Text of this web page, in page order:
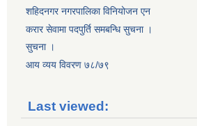
शहिदनगर नगरपालिका विनियोजन एन
करार सेवामा पदपुर्ति समबन्धि सुचना ।
सुचना ।
आय व्यय विवरण ७८/७९
Last viewed: